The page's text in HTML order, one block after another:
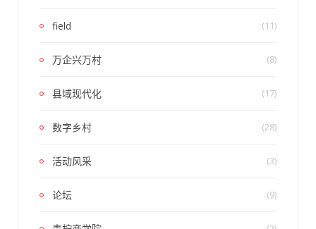
field (11)
万企兴万村 (8)
县域现代化 (17)
数字乡村 (28)
活动风采 (3)
论坛 (9)